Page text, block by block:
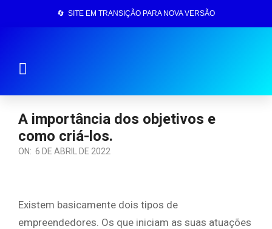
🔄 SITE EM TRANSIÇÃO PARA NOVA VERSÃO
A importância dos objetivos e
como criá-los.
ON: 6 DE ABRIL DE 2022
Existem basicamente dois tipos de
empreendedores. Os que iniciam as suas atuações